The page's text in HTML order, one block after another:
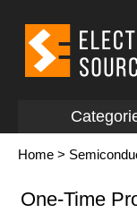
Home >
One-Time